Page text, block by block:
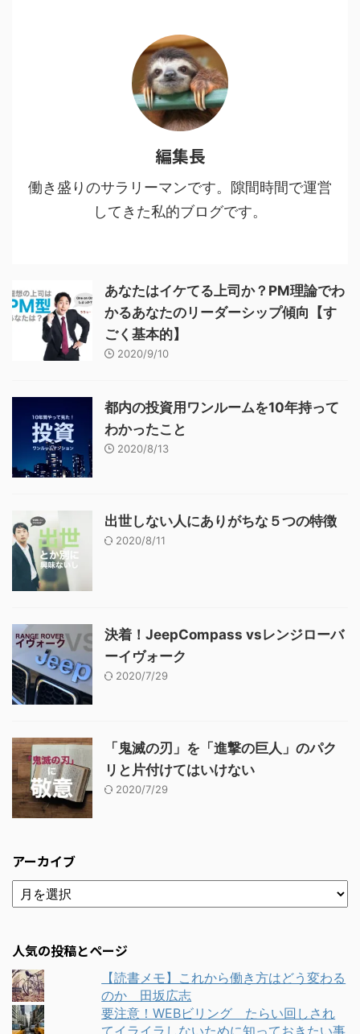
鬼である人間を切りながらも尊重
し、その先をあり方を強烈に訴え
編集長
働き盛りのサラリーマンです。隙間時間で運営
してきた私的ブログです。
あなたはイケてる上司か？PM理論でわ
かるあなたのリーダーシップ傾向【す
ごく基本的】
2020/9/10
都内の投資用ワンルームを10年持って
わかったこと
2020/8/13
出世しない人にありがちな５つの特徴
2020/8/11
決着！JeepCompass vsレンジローバ
ーイヴォーク
2020/7/29
「鬼滅の刃」を「進撃の巨人」のパク
リと片付けてはいけない
2020/7/29
アーカイブ
人気の投稿とページ
【読書メモ】これから働き方はどう変わる
のか 田坂広志
要注意！WEBビリング たらい回しされ
てイライラしないために知っておきたい事